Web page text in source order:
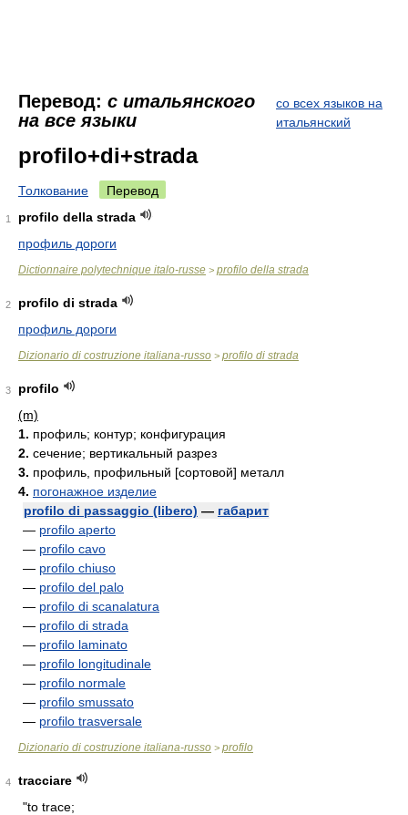
Перевод: с итальянского
на все языки
со всех языков на
итальянский
profilo+di+strada
Толкование Перевод
1
profilo della strada
профиль дороги
Dictionnaire polytechnique italo-russe > profilo della strada
2
profilo di strada
профиль дороги
Dizionario di costruzione italiana-russo > profilo di strada
3
profilo
(m)
1. профиль; контур; конфигурация
2. сечение; вертикальный разрез
3. профиль, профильный [сортовой] металл
4. погонажное изделие
profilo di passaggio (libero) — габарит
— profilo aperto
— profilo cavo
— profilo chiuso
— profilo del palo
— profilo di scanalatura
— profilo di strada
— profilo laminato
— profilo longitudinale
— profilo normale
— profilo smussato
— profilo trasversale
Dizionario di costruzione italiana-russo > profilo
4
tracciare
"to trace;